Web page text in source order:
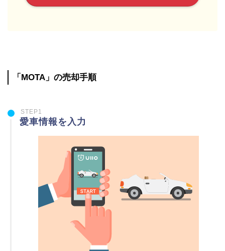
「MOTA」の売却手順
STEP1
愛車情報を入力